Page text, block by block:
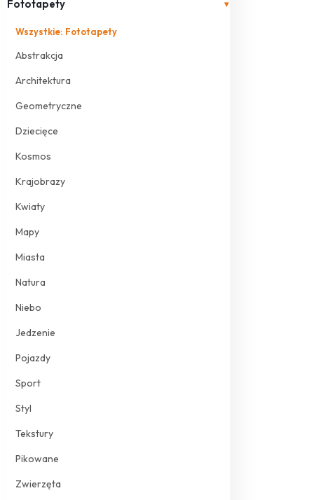
Fototapety ▾
Wszystkie: Fototapety
Abstrakcja
Architektura
Geometryczne
Dziecięce
Kosmos
Krajobrazy
Kwiaty
Mapy
Miasta
Natura
Niebo
Jedzenie
Pojazdy
Sport
Styl
Tekstury
Pikowane
Zwierzęta